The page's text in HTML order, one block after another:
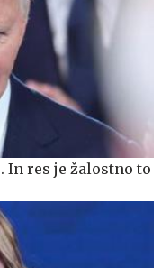
In res je žalostno to